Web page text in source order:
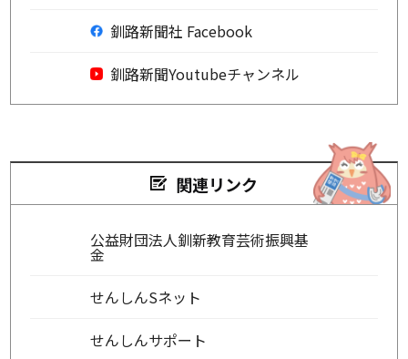
釧路新聞社 Facebook
釧路新聞Youtubeチャンネル
関連リンク
公益財団法人釧新教育芸術振興基
金
せんしんSネット
せんしんサポート